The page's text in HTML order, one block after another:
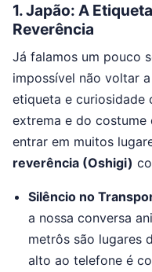
1. Japão: A
Reverência
Já falamos um pouco
impossível não voltar
etiqueta e curiosidade
extrema e do costume
entrar em muitos
reverência (Oshigi)
Silêncio no
a nossa conversa
metrôs são lugares
alto ao telefone é